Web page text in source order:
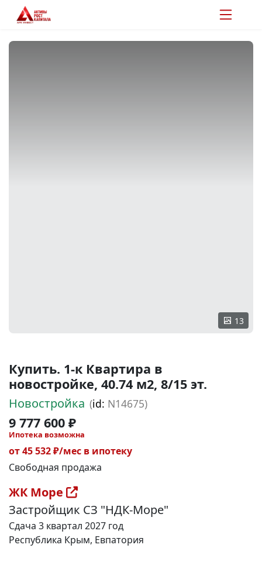
13
Купить. 1-к Квартира в
новостройке, 40.74 м2, 8/15 эт.
Новостройка (id: N14675)
9 777 600 ₽
Ипотека возможна
от 45 532 ₽/мес в ипотеку
Свободная продажа
ЖК Море
Застройщик СЗ "НДК-Море"
Сдача 3 квартал 2027 год
Республика Крым, Евпатория